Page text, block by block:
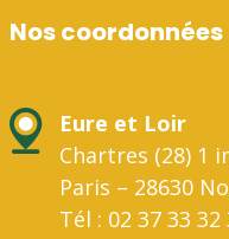
Nos coordonnées
Eure et Loir
Chartres (28) 1
Paris – 28630
Tél : 02 37 33 32